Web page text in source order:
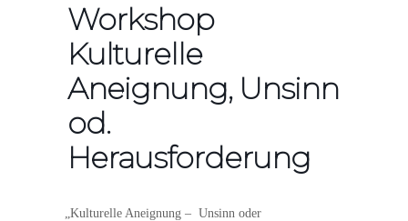
Workshop
Kulturelle
Aneignung, Unsinn
od.
Herausforderung
„Kulturelle Aneignung – Unsinn oder